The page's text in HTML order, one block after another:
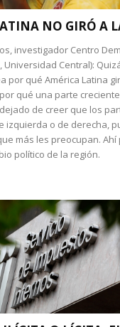
NO GIRÓ A
investigador Centro
Universidad Central):
por qué América Latina
qué una parte
de creer que los
izquierda o de derecha,
más les preocupan.
político de la región.